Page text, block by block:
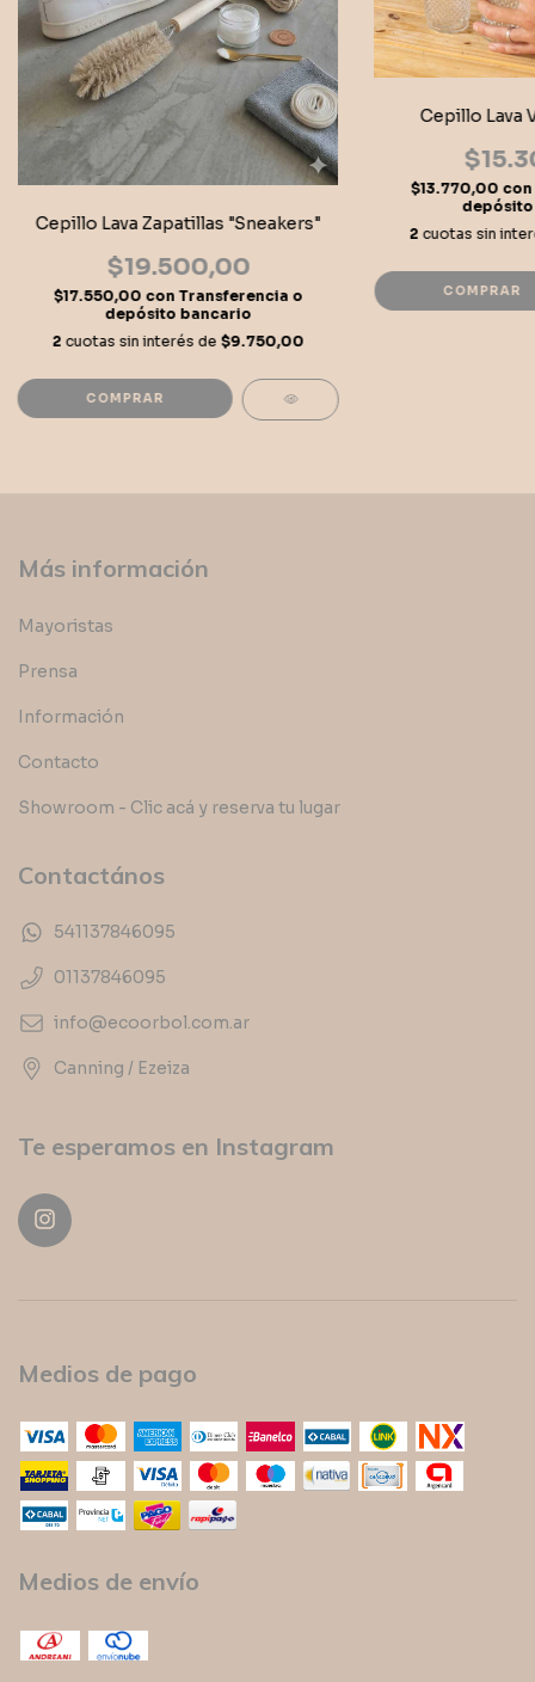
Cepillo Lava Zapatillas "Sneakers"
$19.500,00
$17.550,00 con Transferencia o
depósito bancario
2 cuotas sin interés de $9.750,00
COMPRAR
Cepillo Lava
$13.770,00 con
2 cuotas sin
COMPRAR
Más información
Mayoristas
Prensa
Información
Contacto
Showroom - Clic acá y reserva tu lugar
Contactános
541137846095
01137846095
info@ecoorbol.com.ar
Canning / Ezeiza
Te esperamos en Instagram
Medios de pago
Medios de envío